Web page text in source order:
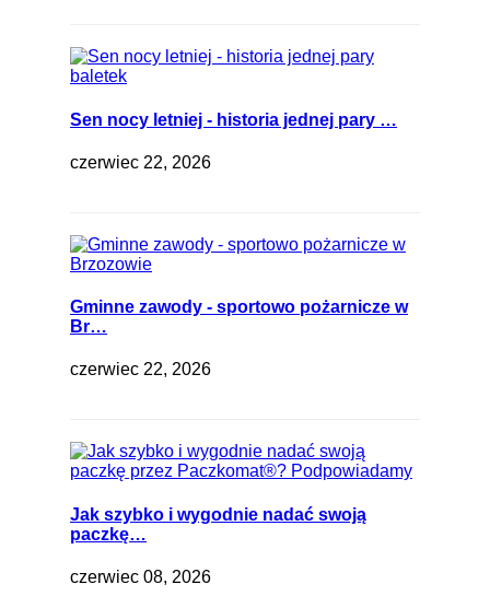
Sen nocy letniej - historia jednej pary …
czerwiec 22, 2026
Gminne zawody - sportowo pożarnicze w
Br…
czerwiec 22, 2026
Jak szybko i wygodnie nadać swoją
paczkę…
czerwiec 08, 2026